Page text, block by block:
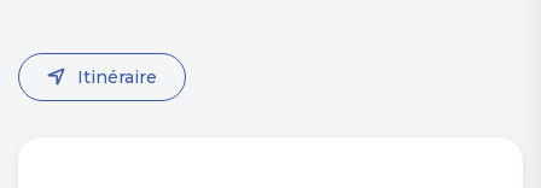
Itinéraire